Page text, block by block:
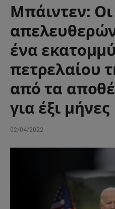
Μπάιντεν:
ένα
πετρελαίου
από τα
για έξι μήνες
02/04/2022